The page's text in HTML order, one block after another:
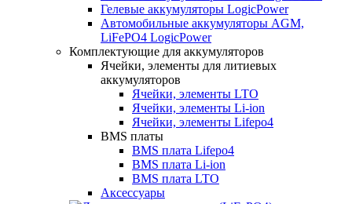
Гелевые аккумуляторы LogicPower
Автомобильные аккумуляторы AGM,
LiFePO4 LogicPower
Комплектующие для аккумуляторов
Ячейки, элементы для литиевых
аккумуляторов
Ячейки, элементы LTO
Ячейки, элементы Li-ion
Ячейки, элементы Lifepo4
BMS платы
BMS плата Lifepo4
BMS плата Li-ion
BMS плата LTO
Аксессуары